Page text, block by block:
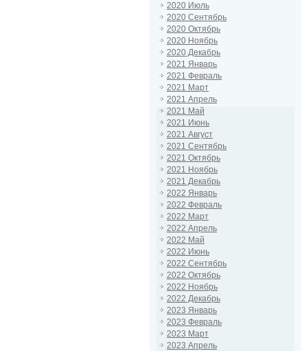
2020 Июль
2020 Сентябрь
2020 Октябрь
2020 Ноябрь
2020 Декабрь
2021 Январь
2021 Февраль
2021 Март
2021 Апрель
2021 Май
2021 Июнь
2021 Август
2021 Сентябрь
2021 Октябрь
2021 Ноябрь
2021 Декабрь
2022 Январь
2022 Февраль
2022 Март
2022 Апрель
2022 Май
2022 Июнь
2022 Сентябрь
2022 Октябрь
2022 Ноябрь
2022 Декабрь
2023 Январь
2023 Февраль
2023 Март
2023 Апрель